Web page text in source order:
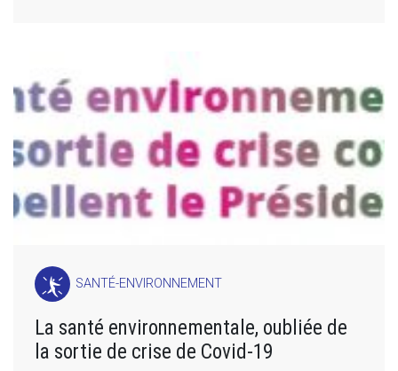
SANTÉ-ENVIRONNEMENT
La santé environnementale, oubliée de
la sortie de crise de Covid-19